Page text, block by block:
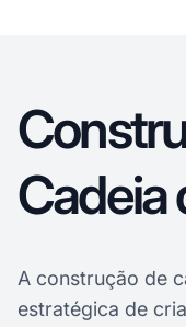
Cadeia
A construção de
estratégica de